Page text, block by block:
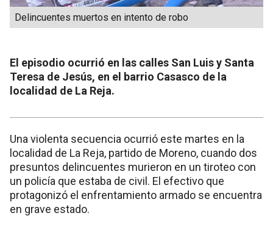
Delincuentes muertos en intento de robo
El episodio ocurrió en las calles San Luis y Santa
Teresa de Jesús, en el barrio Casasco de la
localidad de La Reja.
Una violenta secuencia ocurrió este martes en la
localidad de La Reja, partido de Moreno, cuando dos
presuntos delincuentes murieron en un tiroteo con
un policía que estaba de civil. El efectivo que
protagonizó el enfrentamiento armado se encuentra
en grave estado.